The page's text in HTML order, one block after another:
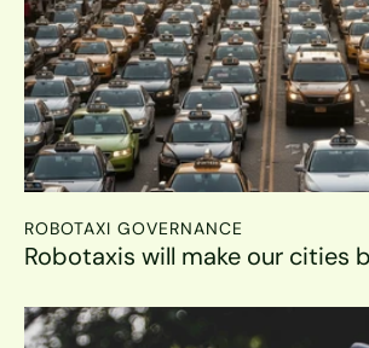
ROBOTAXI GOVERNANCE
Robotaxis will make our cities